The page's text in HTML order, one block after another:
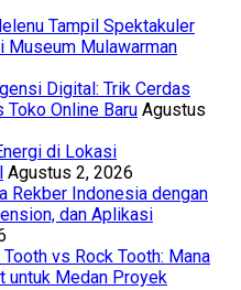
Tampil Spektakuler
Museum Mulawarman
Digital: Trik Cerdas
Online Baru Agustus
di Lokasi
Agustus 2, 2026
Rekber Indonesia dengan
dan Aplikasi
vs Rock Tooth: Mana
untuk Medan Proyek